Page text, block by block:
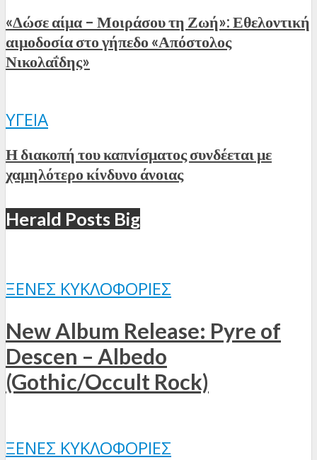
«Δώσε αίμα – Μοιράσου τη Ζωή»: Εθελοντική
αιμοδοσία στο γήπεδο «Απόστολος
Νικολαΐδης»
ΥΓΕΊΑ
Η διακοπή του καπνίσματος συνδέεται με
χαμηλότερο κίνδυνο άνοιας
Herald Posts Big
ΞΈΝΕΣ ΚΥΚΛΟΦΟΡΊΕΣ
New Album Release: Pyre of
Descen – Albedo
(Gothic/Occult Rock)
ΞΈΝΕΣ ΚΥΚΛΟΦΟΡΊΕΣ